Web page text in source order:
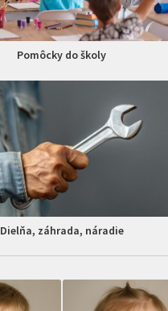
Pomôcky do školy
Dielňa, záhrada, náradie